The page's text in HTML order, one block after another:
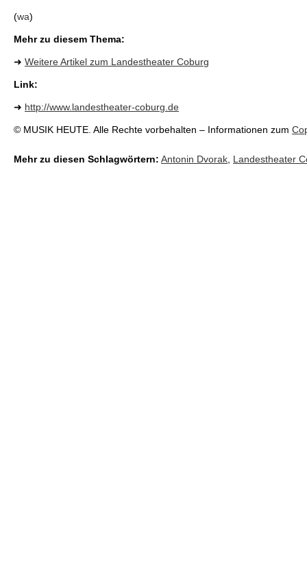
(wa)
Mehr zu diesem Thema:
➜ Weitere Artikel zum Landestheater Coburg
Link:
➜ http://www.landestheater-coburg.de
© MUSIK HEUTE. Alle Rechte vorbehalten – Informationen zum
Mehr zu diesen Schlagwörtern: Antonin Dvorak, Landestheater